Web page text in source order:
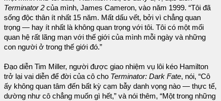
Terminator 2 của mình, James Cameron, vào năm 1999. “Tôi đã
sống độc thân ít nhất 15 năm. Mất dấu vết, bởi vì chẳng quan
trọng — hay ít nhất là không quan trọng với tôi. Tôi có một mối
quan hệ rất lãng mạn với thế giới của mình mỗi ngày và những
con người ở trong thế giới đó.”
Đạo diễn Tim Miller, người được giao nhiệm vụ lôi kéo Hamilton
trở lại vai diễn để đời của cô cho Terminator: Dark Fate, nói, “Cô
ấy không quan tâm đến bất kỳ cạm bẫy danh vọng nào — thực tế,
dường như cô chẳng muốn gì hết,” và nói thêm, “Một trong những